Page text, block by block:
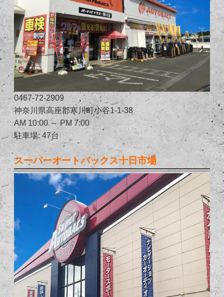
0467-72-2909
神奈川県高座郡寒川町小谷1-1-38
AM 10:00 ～ PM 7:00
駐車場: 47台
スーパーオートバックス十日市場